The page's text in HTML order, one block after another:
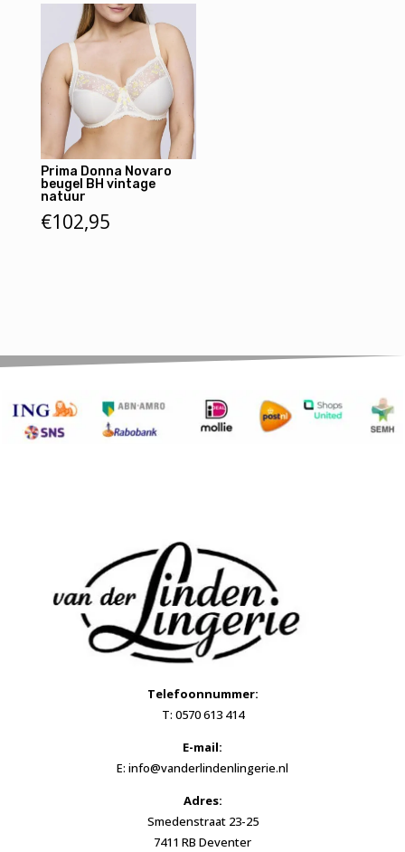
Prima Donna Novaro
beugel BH vintage
natuur
€102,95
Telefoonnummer:
T: 0570 613 414
E-mail:
E: info@vanderlindenlingerie.nl
Adres:
Smedenstraat 23-25
7411 RB Deventer